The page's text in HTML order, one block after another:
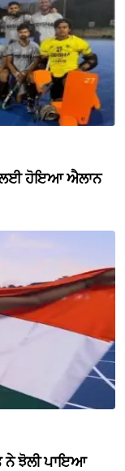
ਲਈ ਹੋਇਆ ਐਲਾਨ
ਨੇ ਝੋਲੀ ਪਾਇਆ